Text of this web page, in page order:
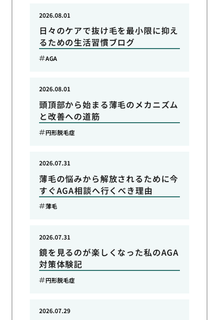
日々のケアで抜け毛を最小限に抑え
るための生活習慣ブログ
2026.08.01
AGA
頭頂部から始まる薄毛のメカニズム
と改善への道筋
2026.08.01
円形脱毛症
薄毛の悩みから解放されるために今
すぐAGA相談へ行くべき理由
2026.07.31
薄毛
鏡を見るのが楽しくなった私のAGA
対策体験記
2026.07.31
円形脱毛症
2026.07.29